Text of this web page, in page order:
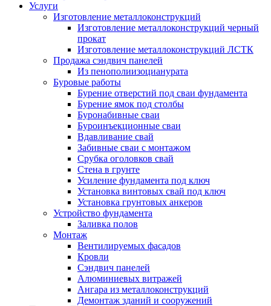
Услуги
Изготовление металлоконструкций
Изготовление металлоконструкций черный
прокат
Изготовление металлоконструкций ЛСТК
Продажа сэндвич панелей
Из пенополиизоцианурата
Буровые работы
Бурение отверстий под сваи фундамента
Бурение ямок под столбы
Буронабивные сваи
Буроинъекционные сваи
Вдавливание свай
Забивные сваи с монтажом
Срубка оголовков свай
Стена в грунте
Усиление фундамента под ключ
Установка винтовых свай под ключ
Установка грунтовых анкеров
Устройство фундамента
Заливка полов
Монтаж
Вентилируемых фасадов
Кровли
Сэндвич панелей
Алюминиевых витражей
Ангара из металлоконструкций
Демонтаж зданий и сооружений